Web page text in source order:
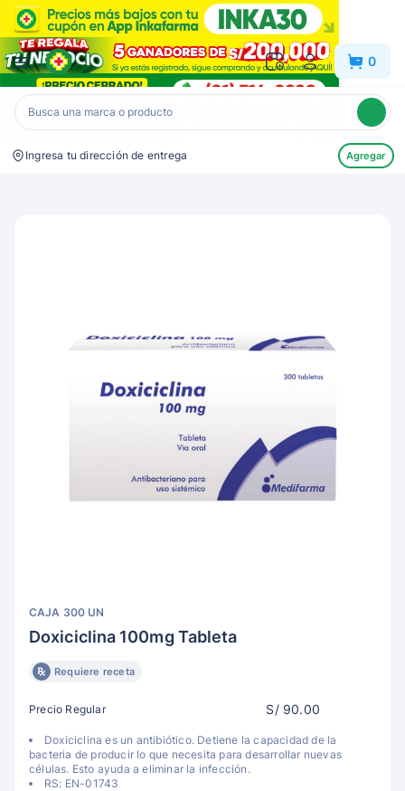
Inkafarma 0
Ingresa tu dirección de entrega Agregar
CAJA 300 UN
Doxiciclina 100mg Tableta
Requiere receta
Precio Regular S/ 90.00
Doxiciclina es un antibiótico. Detiene la capacidad de la
bacteria de producir lo que necesita para desarrollar nuevas
células. Esto ayuda a eliminar la infección.
RS: EN-01743